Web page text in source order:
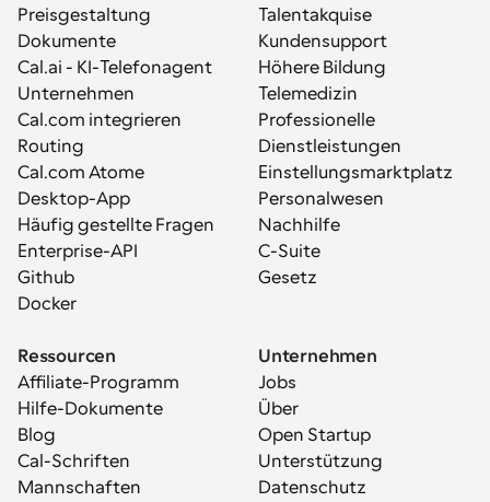
Preisgestaltung
Dokumente
Cal.ai - KI-Telefonagent
Unternehmen
Cal.com integrieren
Routing
Cal.com Atome
Desktop-App
Häufig gestellte Fragen
Enterprise-API
Github
Docker
Talentakquise
Kundensupport
Höhere Bildung
Telemedizin
Professionelle
Dienstleistungen
Einstellungsmarktplatz
Personalwesen
Nachhilfe
C-Suite
Gesetz
Ressourcen
Affiliate-Programm
Hilfe-Dokumente
Blog
Cal-Schriften
Mannschaften
Unternehmen
Jobs
Über
Open Startup
Unterstützung
Datenschutz